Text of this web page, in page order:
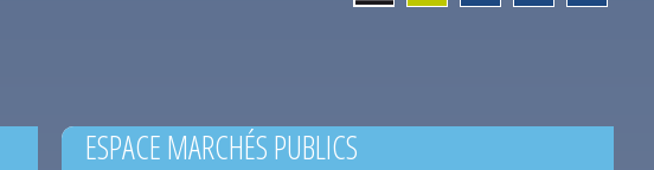
ESPACE MARCHÉS PUBLICS